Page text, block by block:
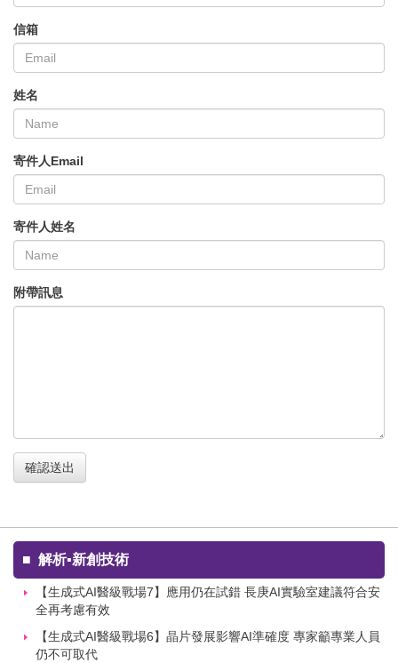
信箱
姓名
寄件人Email
寄件人姓名
附帶訊息
確認送出
■ 解析▪新創技術
【生成式AI醫級戰場7】應用仍在試錯 長庚AI實驗室建議符合安
全再考慮有效
【生成式AI醫級戰場6】晶片發展影響AI準確度 專家籲專業人員
仍不可取代